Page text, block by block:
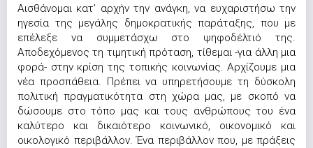
Αισθάνομαι κατ’ αρχήν την ανάγκη, να ευχαριστήσω την
ηγεσία της μεγάλης δημοκρατικής παράταξης, που με
επέλεξε να συμμετάσχω στο ψηφοδέλτιό της.
Αποδεχόμενος τη τιμητική πρόταση, τίθεμαι -για άλλη μια
φορά- στην κρίση της τοπικής κοινωνίας. Αρχίζουμε μια
νέα προσπάθεια. Πρέπει να υπηρετήσουμε τη δύσκολη
πολιτική πραγματικότητα στη χώρα μας, με σκοπό να
δώσουμε στο τόπο μας και τους ανθρώπους του ένα
καλύτερο και δικαιότερο κοινωνικό, οικονομικό και
οικολογικό περιβάλλον. Ένα περιβάλλον που, με πράξεις